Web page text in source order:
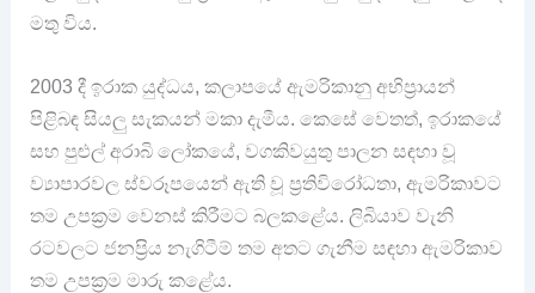
මතු විය.
2003 දී ඉරාක යුද්ධය, කලාපයේ ඇමරිකානු අභිප්‍රායන්
පිළිබඳ සියලු සැකයන් මකා දැමීය. කෙසේ වෙතත්, ඉරාකයේ
සහ පුළුල් අරාබි ලෝකයේ, වගකිවයුතු පාලන සඳහා වූ
ව්‍යාපාරවල ස්වරූපයෙන් ඇති වූ ප්‍රතිවිරෝධතා, ඇමරිකාවට
තම උපක්‍රම වෙනස් කිරීමට බලකළේය. ලිබියාව වැනි
රටවලට ජනප්‍රිය නැගිටීම් තම අතට ගැනීම සඳහා ඇමරිකාව
තම උපක්‍රම මාරු කළේය.